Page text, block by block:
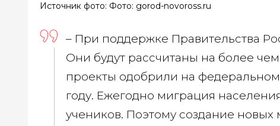
Источник фото: Фото: gorod-novoross.ru
– При поддержке Правительства
Они будут рассчитаны на более
проекты одобрили на
году. Ежегодно миграция
учеников. Поэтому создание